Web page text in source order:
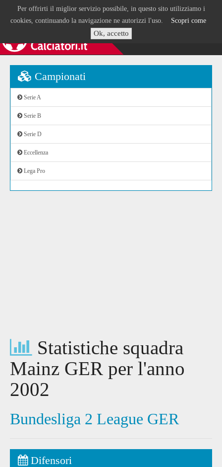
Per offrirti il miglior servizio possibile, in questo sito utilizziamo i
cookies, continuando la navigazione ne autorizzi l'uso. Scopri come
Ok, accetto
Campionati
Serie A
Serie B
Serie D
Eccellenza
Lega Pro
Statistiche squadra
Mainz GER per l'anno
2002
Bundesliga 2 League GER
Difensori